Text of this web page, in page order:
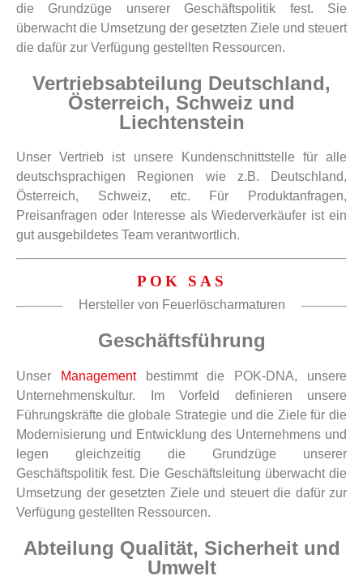
die Grundzüge unserer Geschäftspolitik fest. Sie
überwacht die Umsetzung der gesetzten Ziele und steuert
die dafür zur Verfügung gestellten Ressourcen.
Vertriebsabteilung Deutschland,
Österreich, Schweiz und
Liechtenstein
Unser Vertrieb ist unsere Kundenschnittstelle für alle
deutschsprachigen Regionen wie z.B. Deutschland,
Österreich, Schweiz, etc. Für Produktanfragen,
Preisanfragen oder Interesse als Wiederverkäufer ist ein
gut ausgebildetes Team verantwortlich.
POK SAS
Hersteller von Feuerlöscharmaturen
Geschäftsführung
Unser Managementbestimmt die POK-DNA, unsere
Unternehmenskultur. Im Vorfeld definieren unsere
Führungskräfte die globale Strategie und die Ziele für die
Modernisierung und Entwicklung des Unternehmens und
legen gleichzeitig die Grundzüge unserer
Geschäftspolitik fest. Die Geschäftsleitung überwacht die
Umsetzung der gesetzten Ziele und steuert die dafür zur
Verfügung gestellten Ressourcen.
Abteilung Qualität, Sicherheit und
Umwelt